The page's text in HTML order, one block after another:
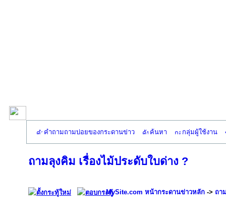
คำถามถามบ่อยของกระดานข่าว ค้นหา กลุ่มผู้ใช้งาน
ถามลุงคิม เรื่องไม้ประดับใบด่าง ?
MySite.com หน้ากระดานข่าวหลัก -> ถา